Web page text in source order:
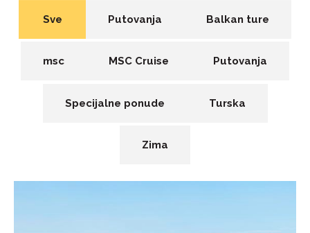
Sve Putovanja Balkan ture
msc MSC Cruise Putovanja
Specijalne ponude Turska
Zima